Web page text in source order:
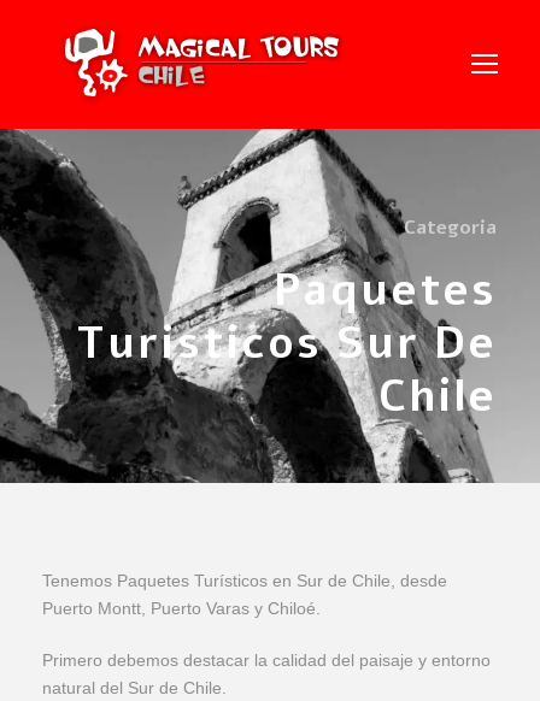
Categoria
Paquetes
Turisticos Sur De
Chile
Tenemos Paquetes Turísticos en Sur de Chile, desde
Puerto Montt, Puerto Varas y Chiloé.
Primero debemos destacar la calidad del paisaje y entorno
natural del Sur de Chile.